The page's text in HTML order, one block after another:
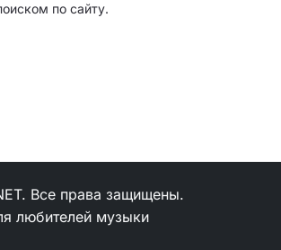
по сайту.
Все права защищены.
любителей музыки